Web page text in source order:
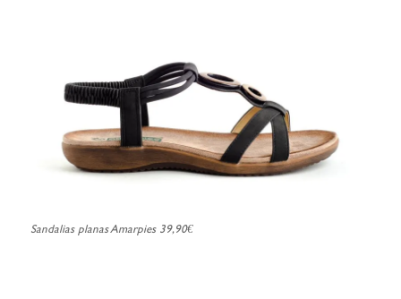
Sandalias planas Amarpies 39,90€